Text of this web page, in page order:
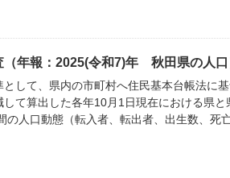
（年報：2025(令和7)年 秋田県の人口
して、県内の市町村へ住民基本台帳法に
て算出した各年10月1日現在における県
人口動態（転入者、転出者、出生数、死亡